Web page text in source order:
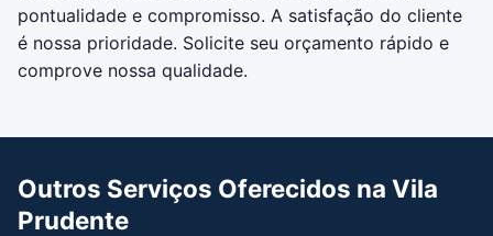
pontualidade e compromisso. A satisfação do cliente
é nossa prioridade. Solicite seu orçamento rápido e
comprove nossa qualidade.
Outros Serviços Oferecidos na Vila
Prudente